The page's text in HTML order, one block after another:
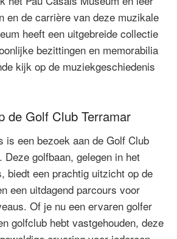
en de carrière van deze muzikale
heeft een uitgebreide collectie
bezittingen en memorabilia
kijk op de muziekgeschiedenis
de Golf Club Terramar
is een bezoek aan de Golf Club
Deze golfbaan, gelegen in het
biedt een prachtig uitzicht op de
een uitdagend parcours voor
Of je nu een ervaren golfer
golfclub hebt vastgehouden, deze